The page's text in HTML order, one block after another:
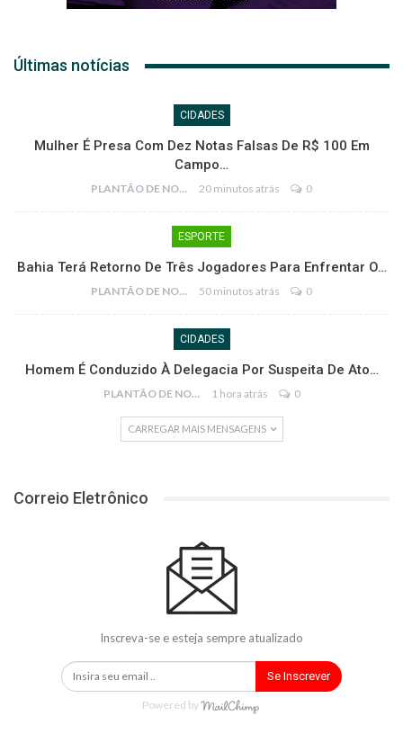
Últimas notícias
CIDADES
Mulher É Presa Com Dez Notas Falsas De R$ 100 Em
Campo…
PLANTÃO DE NOTÍCIAS 20 minutos atrás 0
ESPORTE
Bahia Terá Retorno De Três Jogadores Para Enfrentar O…
PLANTÃO DE NOTÍCIAS 50 minutos atrás 0
CIDADES
Homem É Conduzido À Delegacia Por Suspeita De Ato…
PLANTÃO DE NOTÍCIAS 1 hora atrás 0
CARREGAR MAIS MENSAGENS
Correio Eletrônico
Inscreva-se e esteja sempre atualizado
Se Inscrever
Powered by